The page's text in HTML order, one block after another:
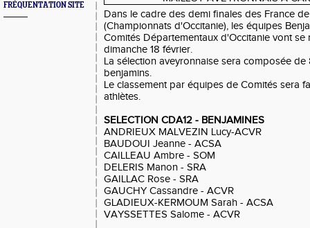
FRÉQUENTATION SITE
Dans le cadre des demi finales des France
(Championnats d'Occitanie), les équipes
Comités Départementaux d'Occitanie vont se
dimanche 18 février.
La sélection aveyronnaise sera composée
benjamins.
Le classement par équipes de Comités sera
athlètes.
SELECTION CDA12 - BENJAMINES
ANDRIEUX MALVEZIN Lucy-ACVR
BAUDOUI Jeanne - ACSA
CAILLEAU Ambre - SOM
DELERIS Manon - SRA
GAILLAC Rose - SRA
GAUCHY Cassandre - ACVR
GLADIEUX-KERMOUM Sarah - ACSA
VAYSSETTES Salome - ACVR